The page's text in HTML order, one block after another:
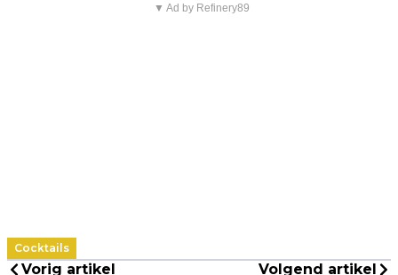
▼ Ad by Refinery89
Cocktails
Vorig artikel Volgend artikel